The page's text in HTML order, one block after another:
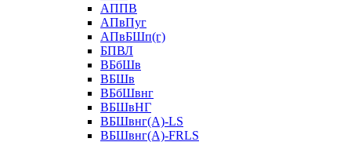
АППВ
АПвПуг
АПвБШп(г)
БПВЛ
ВБбШв
ВБШв
ВБбШвнг
ВБШвНГ
ВБШвнг(А)-LS
ВБШвнг(А)-FRLS